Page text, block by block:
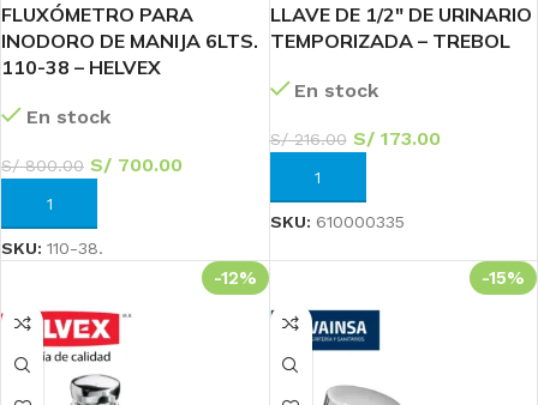
FLUXÓMETRO PARA
INODORO DE MANIJA 6LTS.
110-38 – HELVEX
En stock
S/800.00 S/ 700.00
AÑADIR AL CARRITO
SKU: 110-38.
LLAVE DE 1/2″ DE URINARIO
TEMPORIZADA – TREBOL
En stock
S/216.00 S/173.00
AÑADIR AL CARRITO
SKU: 610000335
-12% -15%